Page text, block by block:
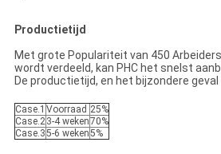
Productietijd
Met grote Populariteit van 450
wordt verdeeld, kan PHC het snelst
De productietijd, en het bijzondere
Case.1 Voorraad 25%
Case.2 3-4 weken70%
Case.35-6 weken5%